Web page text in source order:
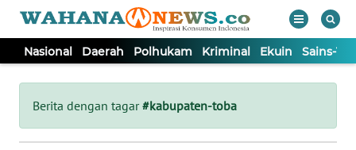
Nasional Daerah Polhukam Kriminal Ekuin Sains-
Berita dengan tagar#kabupaten-toba
Tutup
NASIONAL